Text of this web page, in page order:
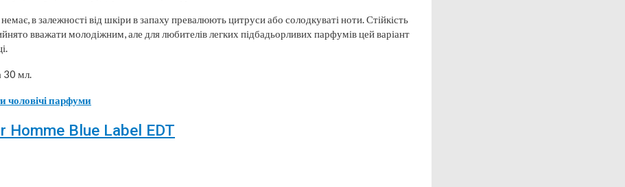
в залежності від шкіри в запаху превалюють цитруси або солодкуваті ноти. Стійкість
вважати молодіжним, але для любителів легких підбадьорливих парфумів цей варіант
30 мл.
чоловічі парфуми
Homme Blue Label EDT